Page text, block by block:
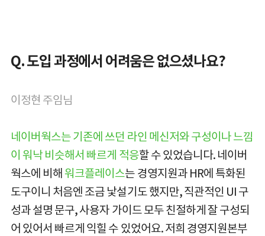
Q. 도입 과정에서 어려움은 없으셨나요?
이정현 주임님
네이버웍스는 기존에 쓰던 라인 메신저와 구성이나 느낌
이 워낙 비슷해서 빠르게 적응할 수 있었습니다. 네이버
웍스에 비해워크플레이스는 경영지원과 HR에 특화된
도구이니 처음엔 조금 낯설기도 했지만, 직관적인 UI 구
성과 설명 문구, 사용자 가이드 모두 친절하게 잘 구성되
어 있어서 빠르게 익힐 수 있었어요. 저희 경영지원본부